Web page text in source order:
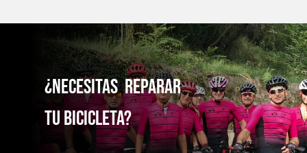
¿NecesitaS reparaR
TU bicicleta?